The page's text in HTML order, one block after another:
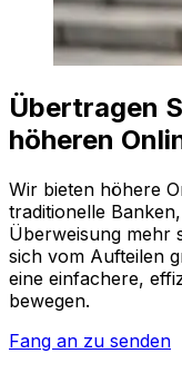
Übertragen
höheren
Wir bieten höhere
traditionelle
Überweisung mehr
sich vom Aufteilen
eine einfachere,
bewegen.
Fang an zu senden